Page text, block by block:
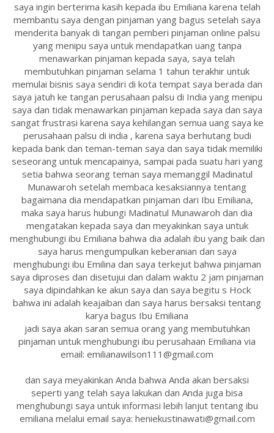
saya ingin berterima kasih kepada ibu Emiliana karena telah
membantu saya dengan pinjaman yang bagus setelah saya
menderita banyak di tangan pemberi pinjaman online palsu
yang menipu saya untuk mendapatkan uang tanpa
menawarkan pinjaman kepada saya, saya telah
membutuhkan pinjaman selama 1 tahun terakhir untuk
memulai bisnis saya sendiri di kota tempat saya berada dan
saya jatuh ke tangan perusahaan palsu di India yang menipu
saya dan tidak menawarkan pinjaman kepada saya dan saya
sangat frustrasi karena saya kehilangan semua uang saya ke
perusahaan palsu di india , karena saya berhutang budi
kepada bank dan teman-teman saya dan saya tidak memiliki
seseorang untuk mencapainya, sampai pada suatu hari yang
setia bahwa seorang teman saya memanggil Madinatul
Munawaroh setelah membaca kesaksiannya tentang
bagaimana dia mendapatkan pinjaman dari Ibu Emiliana,
maka saya harus hubungi Madinatul Munawaroh dan dia
mengatakan kepada saya dan meyakinkan saya untuk
menghubungi ibu Emiliana bahwa dia adalah ibu yang baik dan
saya harus mengumpulkan keberanian dan saya
menghubungi ibu Emilina dan saya terkejut bahwa pinjaman
saya diproses dan disetujui dan dalam waktu 2 jam pinjaman
saya dipindahkan ke akun saya dan saya begitu s Hock
bahwa ini adalah keajaiban dan saya harus bersaksi tentang
karya bagus Ibu Emiliana
jadi saya akan saran semua orang yang membutuhkan
pinjaman untuk menghubungi ibu perusahaan Emiliana via
email: emilianawilson111@gmail.com
dan saya meyakinkan Anda bahwa Anda akan bersaksi
seperti yang telah saya lakukan dan Anda juga bisa
menghubungi saya untuk informasi lebih lanjut tentang ibu
emiliana melalui email saya: heniekustinawati@gmail.com